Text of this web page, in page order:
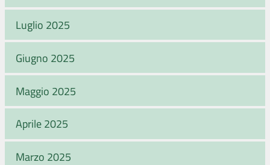
Luglio 2025
Giugno 2025
Maggio 2025
Aprile 2025
Marzo 2025